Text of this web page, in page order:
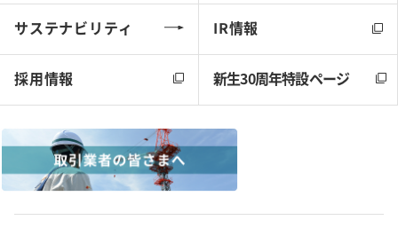
サステナビリティ IR情報
採用情報 新生30周年特設ページ